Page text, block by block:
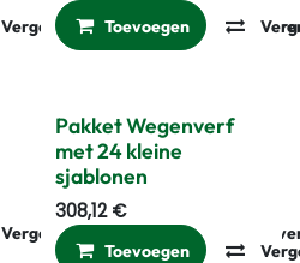
Vergelijken Toevoegen aan
Toevoegen
Vergelijken Toevoegen aan
Gratis Sjablonen
Pakket Wegenverf
met 24 kleine
sjablonen
308,12€
Toevoegen